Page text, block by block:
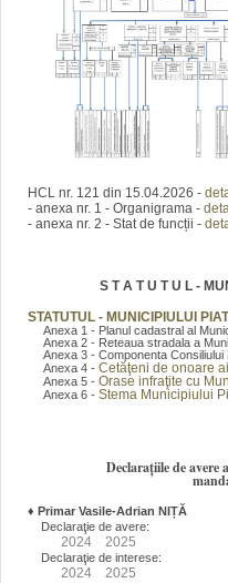
HCL nr. 121 din 15.04.2026 -
- anexa nr. 1 - Organigrama -
- anexa nr. 2 - Stat de funcții -
S T A T U T U L -
STATUTUL - MUNICIPIULUI
Anexa 1 - Planul cadastral al
Anexa 2 - Reteaua stradala a
Anexa 3 - Componenta Consiliului
Anexa 4 - Cetăţeni de onoare
Anexa 5 - Orase infraţite cu
Anexa 6 - Stema Municipiului
Declarațiile de avere
♦ Primar Vasile-Adrian NIȚĂ
Declaraţie de avere:
2024 2025
Declaraţie de interese:
2024 2025